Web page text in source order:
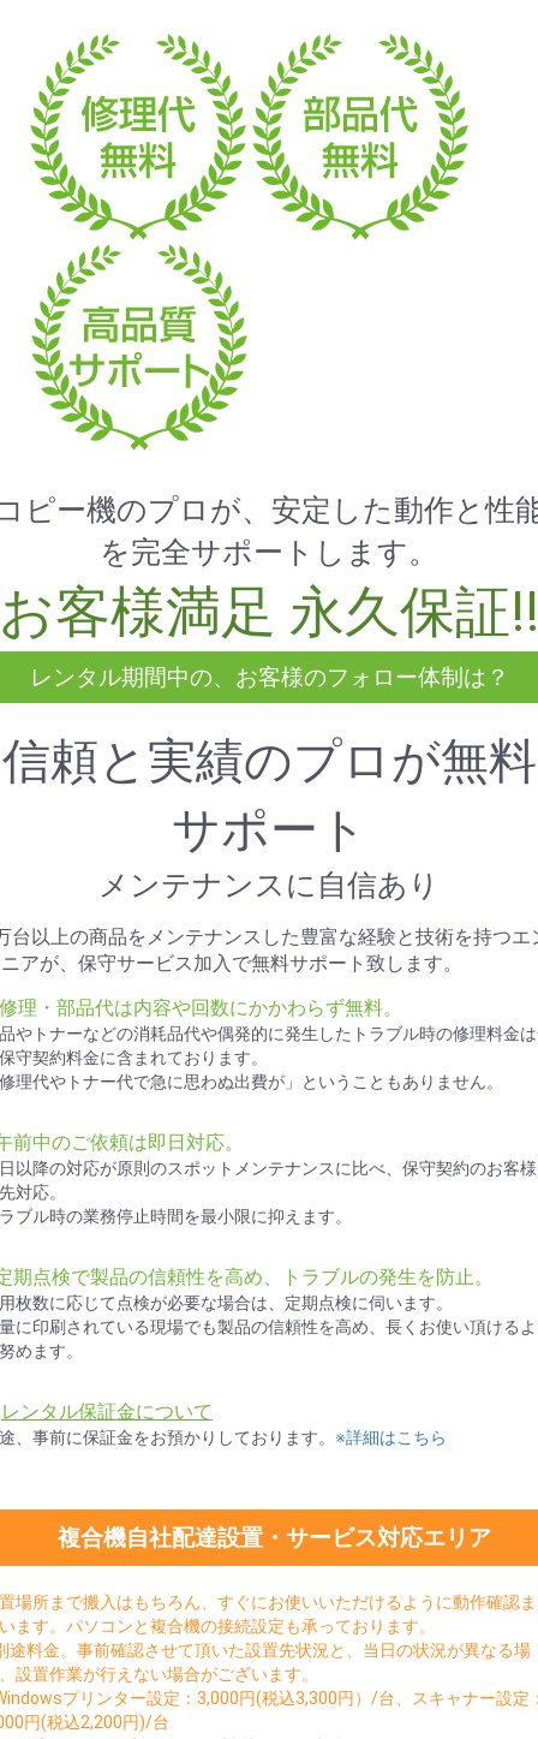
ピー機のプロが、安定した動作と性
を完全サポートします。
お客様満足 永久保証!!
レンタル期間中の、お客様のフォロー体制は？
信頼と実績のプロが無料
サポート
メンテナンスに自信あり
台以上の商品をメンテナンスした豊富な経験と技術を持つエ
アが、保守サービス加入で無料サポート致します。
理・部品代は内容や回数にかかわらず無料。
やトナーなどの消耗品代や偶発的に発生したトラブル時の修理料金
守契約料金に含まれております。
理代やトナー代で急に思わぬ出費が」ということもありません。
前中のご依頼は即日対応。
以降の対応が原則のスポットメンテナンスに比べ、保守契約のお客
対応。
ブル時の業務停止時間を最小限に抑えます。
期点検で製品の信頼性を高め、トラブルの発生を防止。
枚数に応じて点検が必要な場合は、定期点検に伺います。
に印刷されている現場でも製品の信頼性を高め、長くお使い頂ける
めます。
レンタル保証金について
、事前に保証金をお預かりしております。 ※詳細はこちら
複合機自社配達設置・サービス対応エリア
場所まで搬入はもちろん、すぐにお使いいただけるように動作確認
ます。パソコンと複合機の接続設定も承っております。
途料金。事前確認させて頂いた設置先状況と、当日の状況が異なる場
設置作業が行えない場合がございます。
プリンター設定：3,000円(税込3,300円）/台、スキャナー設定
円(税込2,200円)/台